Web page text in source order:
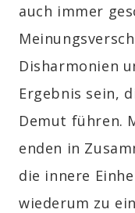
auch immer
Disharmonien
Ergebnis sein,
Demut führen.
enden in
die innere
wiederum zu